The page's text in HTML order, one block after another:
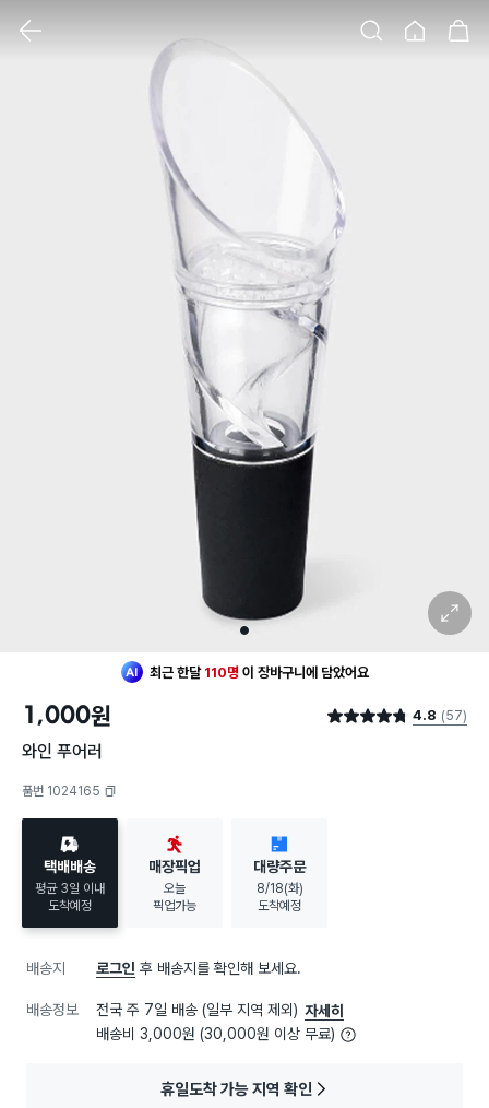
1
확대 보기
최근 한달 110명 이 장바구니에 담았어요
1,000원 별점 4.8점 4.8 (57)
와인 푸어러
품번 1024165
택배배송
평균 3일 이내
도착예정
매장픽업
오늘
픽업가능
대량주문
8/18(화)
도착예정
배송지 로그인 후 배송지를 확인해 보세요.
배송정보 전국 주 7일 배송 (일부 지역 제외) 자세히
배송비 3,000원 (30,000원 이상 무료)
휴일도착 가능 지역 확인